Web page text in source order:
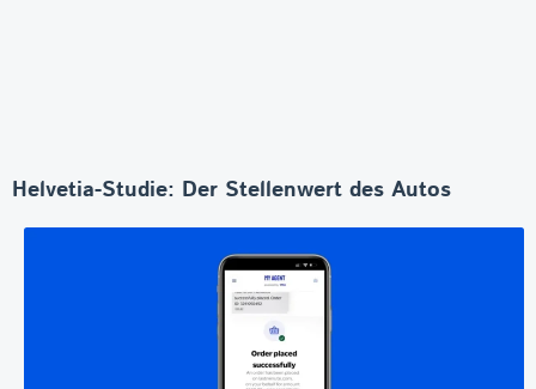
Helvetia-Studie: Der Stellenwert des Autos